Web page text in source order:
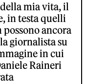
mia vita, il
in testa quelli
ancora
giornalista su
in cui
Raineri